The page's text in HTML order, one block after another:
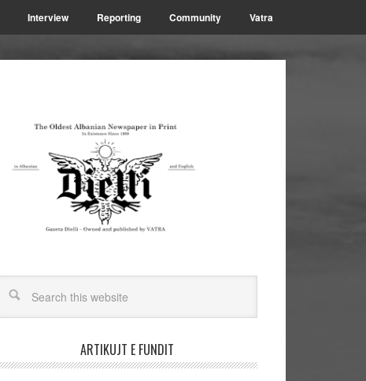
Interview Reporting Community Vatra
ARTIKUJT E FUNDIT